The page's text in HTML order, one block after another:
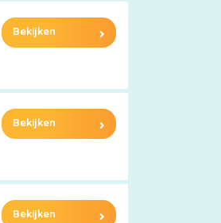
Bekijken
Bekijken
Bekijken